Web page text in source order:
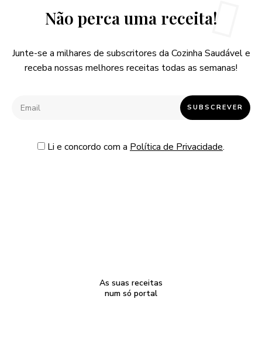
Não perca uma receita!
Junte-se a milhares de subscritores da Cozinha Saudável e
receba nossas melhores receitas todas as semanas!
Li e concordo com a Política de Privacidade.
As suas receitas
num só portal